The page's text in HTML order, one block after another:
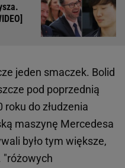
jeden smaczek. Bolid
pod poprzednią
roku do złudzenia
maszynę Mercedesa
było tym większe,
"różowych